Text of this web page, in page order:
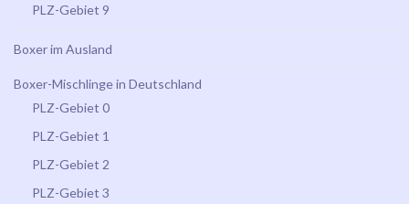
PLZ-Gebiet 9
Boxer im Ausland
Boxer-Mischlinge in Deutschland
PLZ-Gebiet 0
PLZ-Gebiet 1
PLZ-Gebiet 2
PLZ-Gebiet 3